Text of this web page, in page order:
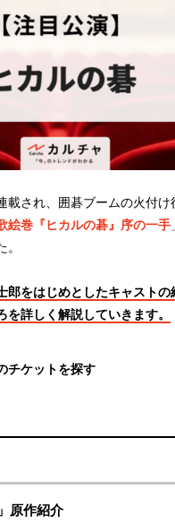
載され、囲碁ブームの火付け
絵巻『ヒカルの碁』序の一手
郎をはじめとしたキャストの
詳しく解説していきます。
チケットを探す
原作紹介